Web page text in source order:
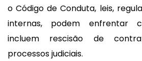
o Código de Conduta, leis,
internas, podem enfrentar
incluem rescisão de
processos judiciais.